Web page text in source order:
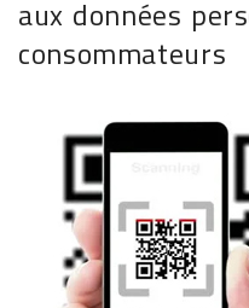
aux données
consommateurs